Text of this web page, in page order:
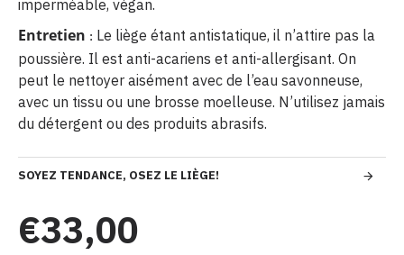
imperméable, végan.
Entretien : Le liège étant antistatique, il n’attire pas la
poussière. Il est anti-acariens et anti-allergisant. On
peut le nettoyer aisément avec de l’eau savonneuse,
avec un tissu ou une brosse moelleuse. N’utilisez jamais
du détergent ou des produits abrasifs.
SOYEZ TENDANCE, OSEZ LE LIÈGE!
€33,00